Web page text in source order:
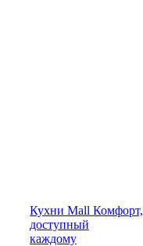
Кухни Mall Комфорт,
доступный
каждому